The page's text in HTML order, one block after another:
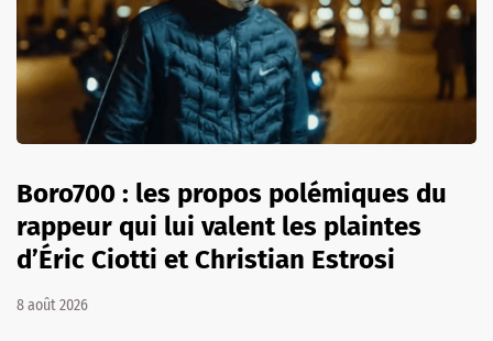
Boro700 : les propos polémiques du
rappeur qui lui valent les plaintes
d’Éric Ciotti et Christian Estrosi
8 août 2026